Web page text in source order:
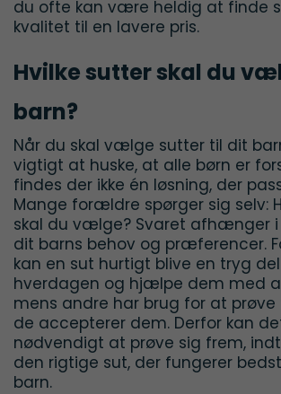
du ofte kan være heldig at finde
kvalitet til en lavere pris.
Hvilke sutter skal du
barn?
Når du skal vælge sutter til dit
vigtigt at huske, at alle børn er
findes der ikke én løsning, der
Mange forældre spørger sig selv:
skal du vælge? Svaret afhænger
dit barns behov og præferencer.
kan en sut hurtigt blive en tryg
hverdagen og hjælpe dem med
mens andre har brug for at prøve
de accepterer dem. Derfor kan
nødvendigt at prøve sig frem,
den rigtige sut, der fungerer
barn.